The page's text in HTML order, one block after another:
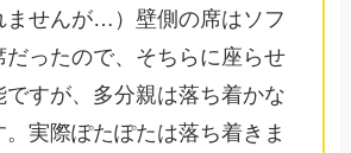
ませんが…）壁側の席はソフ
だったので、そちらに座らせ
ですが、多分親は落ち着かな
実際ぽたぽたは落ち着きま